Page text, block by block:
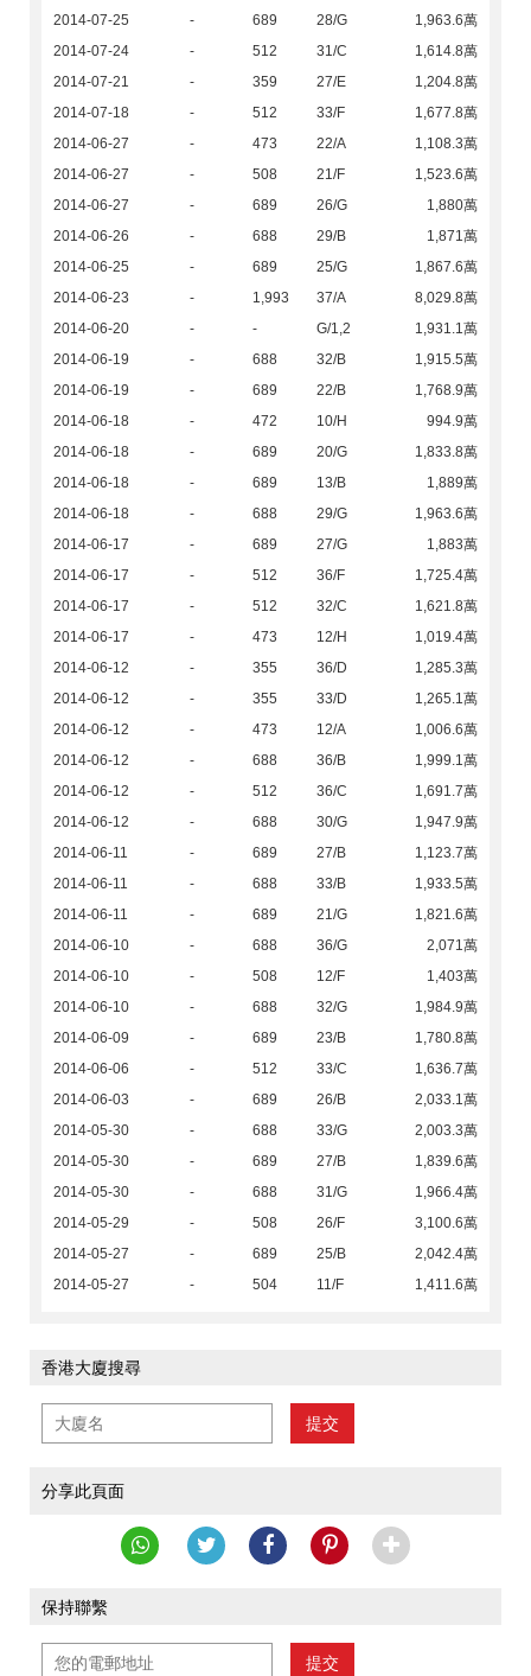
2014-07-25
- 689 28/G
1,963.6萬
2014-07-24
- 512 31/C
1,614.8萬
2014-07-21
- 359 27/E
1,204.8萬
2014-07-18
- 512 33/F
1,677.8萬
2014-06-27
- 473 22/A
1,108.3萬
2014-06-27
- 508 21/F
1,523.6萬
2014-06-27
- 689 26/G
1,880萬
2014-06-26
- 688 29/B
1,871萬
2014-06-25
- 689 25/G
1,867.6萬
2014-06-23
- 1,993 37/A
8,029.8萬
2014-06-20
- - G/1,2
1,931.1萬
2014-06-19
- 688 32/B
1,915.5萬
2014-06-19
- 689 22/B
1,768.9萬
2014-06-18
- 472 10/H
994.9萬
2014-06-18
- 689 20/G
1,833.8萬
2014-06-18
- 689 13/B
1,889萬
2014-06-18
- 688 29/G
1,963.6萬
2014-06-17
- 689 27/G
1,883萬
2014-06-17
- 512 36/F
1,725.4萬
2014-06-17
- 512 32/C
1,621.8萬
2014-06-17
- 473 12/H
1,019.4萬
2014-06-12
- 355 36/D
1,285.3萬
2014-06-12
- 355 33/D
1,265.1萬
2014-06-12
- 473 12/A
1,006.6萬
2014-06-12
- 688 36/B
1,999.1萬
2014-06-12
- 512 36/C
1,691.7萬
2014-06-12
- 688 30/G
1,947.9萬
2014-06-11
- 689 27/B
1,123.7萬
2014-06-11
- 688 33/B
1,933.5萬
2014-06-11
- 689 21/G
1,821.6萬
2014-06-10
- 688 36/G
2,071萬
2014-06-10
- 508 12/F
1,403萬
2014-06-10
- 688 32/G
1,984.9萬
2014-06-09
- 689 23/B
1,780.8萬
2014-06-06
- 512 33/C
1,636.7萬
2014-06-03
- 689 26/B
2,033.1萬
2014-05-30
- 688 33/G
2,003.3萬
2014-05-30
- 689 27/B
1,839.6萬
2014-05-30
- 688 31/G
1,966.4萬
2014-05-29
- 508 26/F
3,100.6萬
2014-05-27
- 689 25/B
2,042.4萬
2014-05-27
- 504 11/F 1,411.6萬
香港大廈搜尋
提交
分享此頁面
保持聯繫
提交